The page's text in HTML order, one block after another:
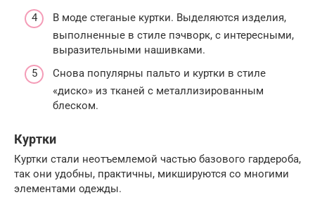
В моде стеганые куртки. Выделяются изделия,
выполненные в стиле пэчворк, с интересными,
выразительными нашивками.
Снова популярны пальто и куртки в стиле
«диско» из тканей с металлизированным
блеском.
Куртки
Куртки стали неотъемлемой частью базового гардероба,
так они удобны, практичны, микшируются со многими
элементами одежды.